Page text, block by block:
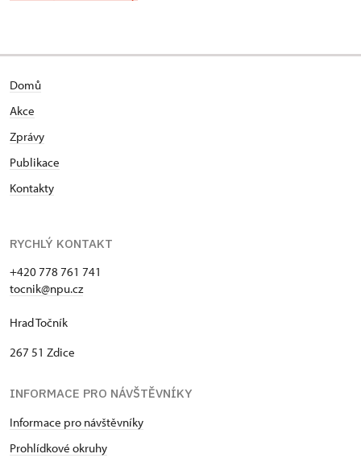
Domů
Akce
Zprávy
Publikace
Kontakty
RYCHLÝ KONTAKT
+420 778 761 741
tocnik@npu.cz
Hrad Točník
267 51 Zdice
INFORMACE PRO NÁVŠTĚVNÍKY
Informace pro návštěvníky
Prohlídkové okruhy